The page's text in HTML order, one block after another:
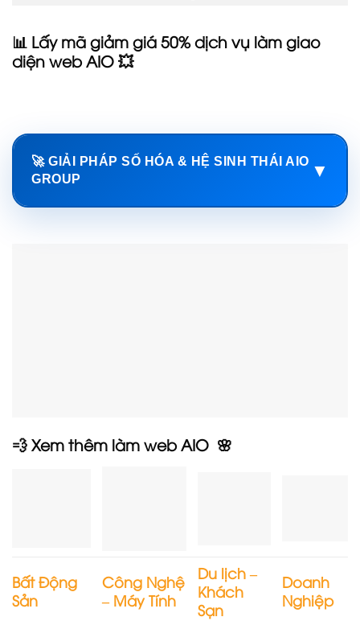
📊 Lấy mã giảm giá 50% dịch vụ làm giao
diện web AIO 💥
🚀 GIẢI PHÁP SỐ HÓA & HỆ SINH THÁI AIO
GROUP
▼
💨 Xem thêm làm web AIO 🌸
Bất Động
Sản
Công Nghệ
– Máy Tính
Du lịch –
Khách
Sạn
Doanh
Nghiệp